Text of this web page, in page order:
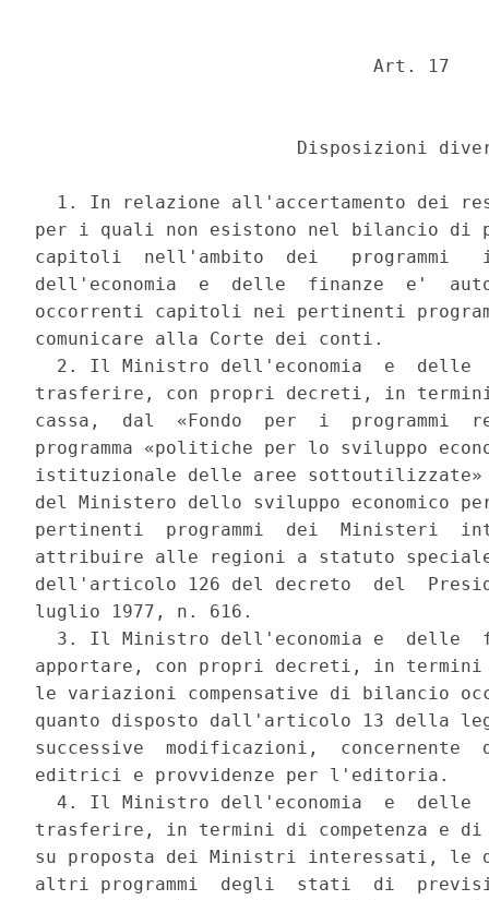
                               Art. 17
Disposizioni
1. In relazione all'accertamento dei
per i quali non esistono nel bilancio di
capitoli  nell'ambito  dei   programmi
dell'economia  e  delle  finanze  e'
occorrenti capitoli nei pertinenti
comunicare alla Corte dei conti.
2. Il Ministro dell'economia  e  delle
trasferire, con propri decreti, in
cassa,  dal  «Fondo  per  i  programmi
programma «politiche per lo sviluppo
istituzionale delle aree
del Ministero dello sviluppo economico
pertinenti  programmi  dei  Ministeri
attribuire alle regioni a statuto
dell'articolo 126 del decreto  del
luglio 1977, n. 616.
3. Il Ministro dell'economia e  delle
apportare, con propri decreti, in termini
le variazioni compensative di bilancio
quanto disposto dall'articolo 13 della
successive  modificazioni,
editrici e provvidenze per l'editoria.
4. Il Ministro dell'economia  e  delle
trasferire, in termini di competenza e
su proposta dei Ministri interessati,
altri programmi  degli  stati  di